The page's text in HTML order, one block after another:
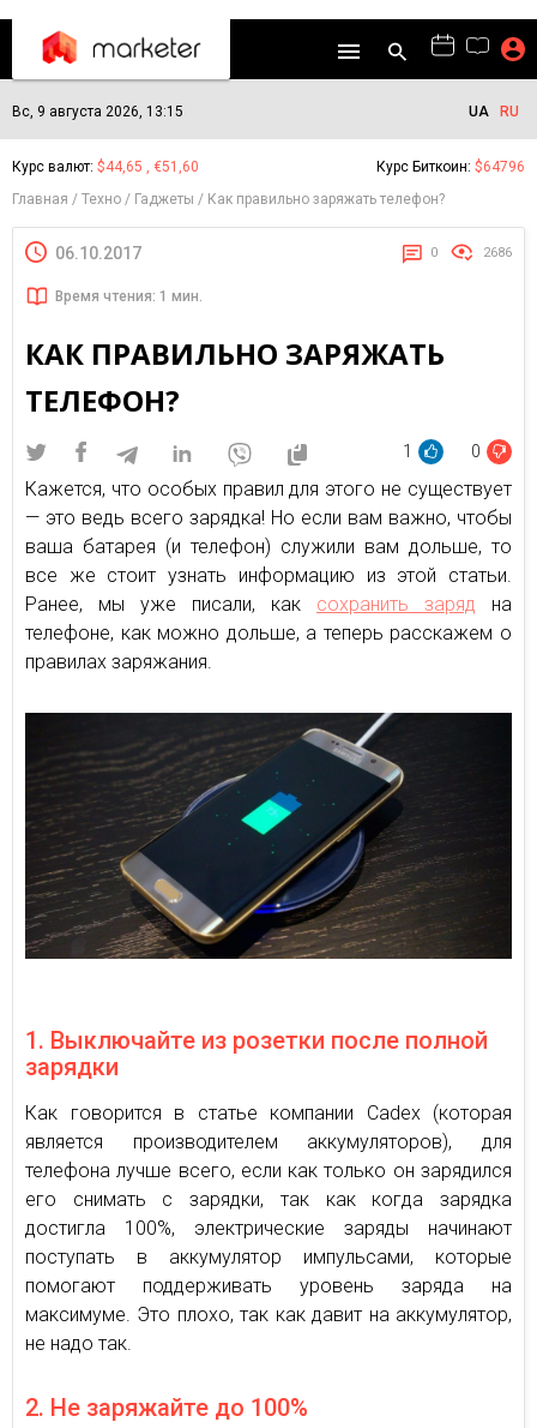
Вс, 9 августа 2026, 13:15 UA RU
Курс валют: $44,65 , €51,60 Курс Биткоин: $64796
Главная
Техно Гаджеты Как правильно заряжать телефон?
06.10.2017 0 2686
Время чтения: 1 мин.
КАК ПРАВИЛЬНО ЗАРЯЖАТЬ
ТЕЛЕФОН?
1 0
Кажется, что особых правил для этого не существует
— это ведь всего зарядка! Но если вам важно, чтобы
ваша батарея (и телефон) служили вам дольше, то
все же стоит узнать информацию из этой статьи.
Ранее, мы уже писали, как сохранить заряд на
телефоне, как можно дольше, а теперь расскажем о
правилах заряжания.
1. Выключайте из розетки после полной
зарядки
Как говорится в статье компании Cadex (которая
является производителем аккумуляторов), для
телефона лучше всего, если как только он зарядился
его снимать с зарядки, так как когда зарядка
достигла 100%, электрические заряды начинают
поступать в аккумулятор импульсами, которые
помогают поддерживать уровень заряда на
максимуме. Это плохо, так как давит на аккумулятор,
не надо так.
2. Не заряжайте до 100%